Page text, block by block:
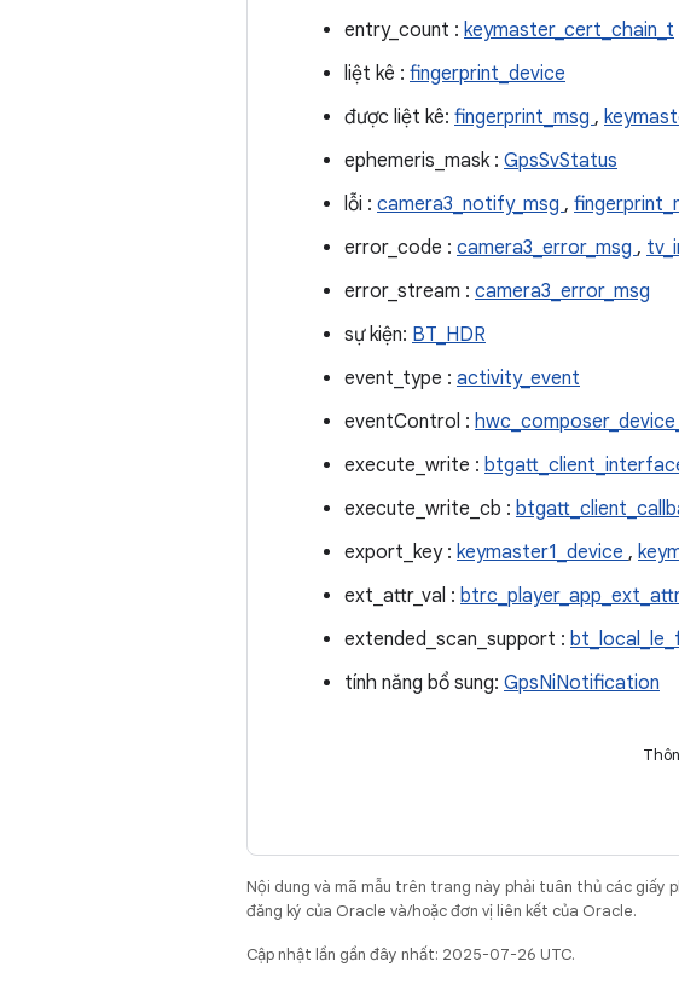
entry_count : keymaster_cert_chain_t
liệt kê : fingerprint_device
được liệt kê: fingerprint_msg ,
ephemeris_mask : GpsSvStatus
lỗi : camera3_notify_msg ,
error_code : camera3_error_msg ,
error_stream : camera3_error_msg
sự kiện: BT_HDR
event_type : activity_event
eventControl :
execute_write :
execute_write_cb :
export_key : keymaster1_device ,
ext_attr_val :
extended_scan_support :
tính năng bổ sung: GpsNiNotification
Nội dung và mã mẫu trên trang này phải tuân thủ các giấy
đăng ký của Oracle và/hoặc đơn vị liên kết của Oracle.
Cập nhật lần gần đây nhất: 2025-07-26 UTC.